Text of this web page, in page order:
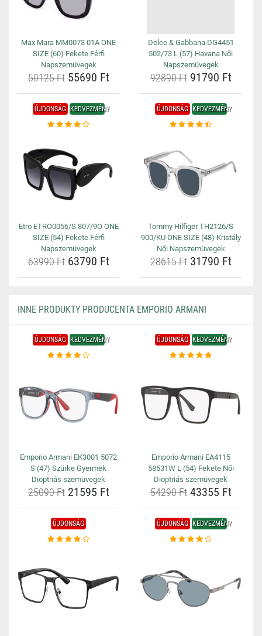
Max Mara MM0073 01A ONE
SIZE (60) Fekete Férfi
Napszemüvegek
50125 Ft55690 Ft
Dolce & Gabbana DG4451
502/73 L (57) Havana Női
Napszemüvegek
92890 Ft91790 Ft
ÚJDONSÁG KEDVEZMÉNY
Etro ETRO0056/S 807/9O ONE
SIZE (54) Fekete Férfi
Napszemüvegek
63990 Ft63790 Ft
ÚJDONSÁG KEDVEZMÉNY
Tommy Hilfiger TH2126/S
900/KU ONE SIZE (48) Kristály
Női Napszemüvegek
28615 Ft31790 Ft
INNE PRODUKTY PRODUCENTA EMPORIO ARMANI
ÚJDONSÁG KEDVEZMÉNY
Emporio Armani EK3001 5072
S (47) Szürke Gyermek
Dioptriás szemüvegek
25090 Ft21595 Ft
ÚJDONSÁG KEDVEZMÉNY
Emporio Armani EA4115
58531W L (54) Fekete Női
Dioptriás szemüvegek
54290 Ft43355 Ft
ÚJDONSÁG ÚJDONSÁG KEDVEZMÉNY